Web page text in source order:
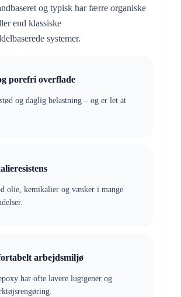
og typisk har færre organiske
end klassiske
systemer.
porefri overflade
og daglig belastning – og er let at
olie, kemikalier og væsker i mange
arbejdsmiljø
har ofte lavere lugtgener og